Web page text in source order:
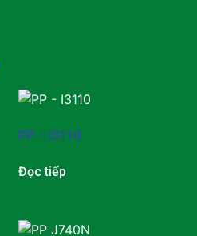
PP – I3110
Đọc tiếp